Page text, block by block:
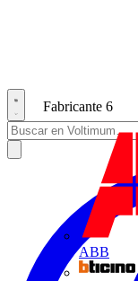
Fabricante 6
ABB